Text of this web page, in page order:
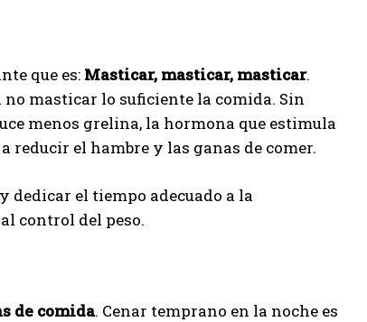
que es: Masticar, masticar, masticar.
masticar lo suficiente la comida. Sin
menos grelina, la hormona que estimula
reducir el hambre y las ganas de comer.
dedicar el tiempo adecuado a la
control del peso.
de comida. Cenar temprano en la noche es